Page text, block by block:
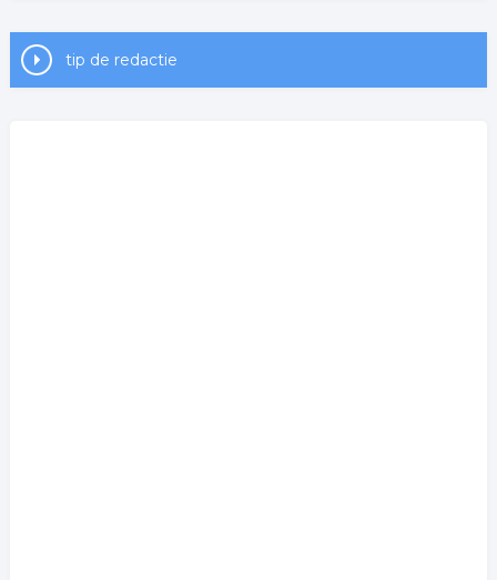
tip de redactie